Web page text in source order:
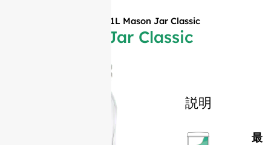
1L Mason Jar Classic
1L Mason Jar Classic
説明
最